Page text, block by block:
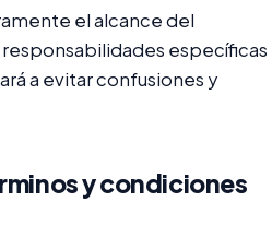
el alcance del
específicas
a evitar confusiones y
y condiciones